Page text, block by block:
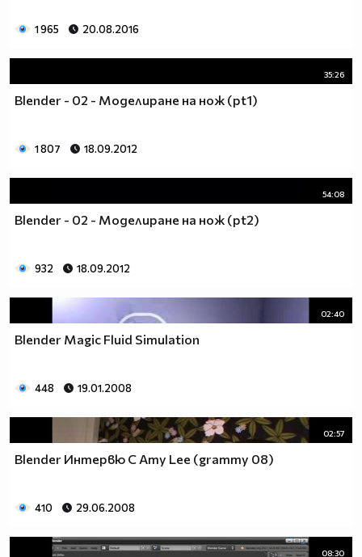
1 965 20.08.2016
35:26
Blender - 02 - Моделиране на нож (pt1)
1 807 18.09.2012
54:08
Blender - 02 - Моделиране на нож (pt2)
932 18.09.2012
02:40
Blender Magic Fluid Simulation
448 19.01.2008
02:57
Blender Интервю С Amy Lee (grammy 08)
410 29.06.2008
08:30